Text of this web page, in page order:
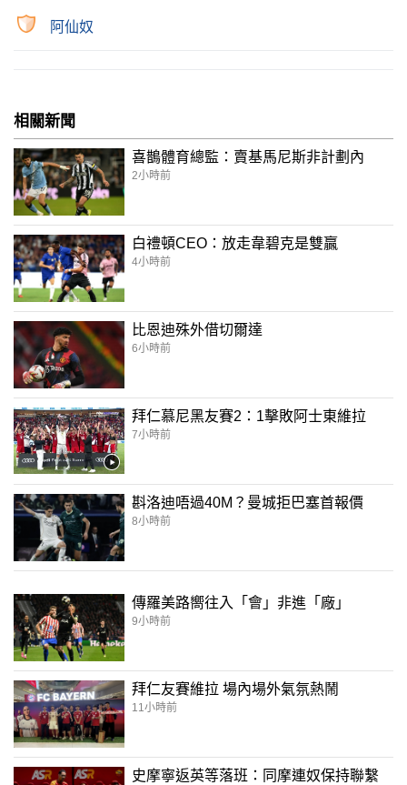
阿仙奴
相關新聞
喜鵲體育總監：賣基馬尼斯非計劃內
2小時前
白禮頓CEO：放走韋碧克是雙贏
4小時前
比恩迪殊外借切爾達
6小時前
拜仁慕尼黑友賽2：1擊敗阿士東維拉
7小時前
斟洛迪唔過40M？曼城拒巴塞首報價
8小時前
傳羅美路嚮往入「會」非進「廠」
9小時前
拜仁友賽維拉 場內場外氣氛熱鬧
11小時前
史摩寧返英等落班：同摩連奴保持聯繫